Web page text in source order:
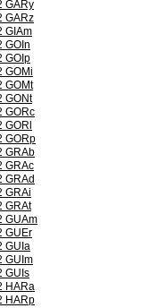
GARy
GARz
GIAm
GOIn
GOIp
GOMi
GOMt
GONt
GORc
GORl
GORp
GRAb
GRAc
GRAd
GRAi
GRAt
GUAm
GUEr
GUIa
GUIm
GUIs
HARa
HARp